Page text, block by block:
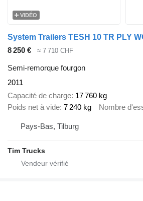
VIDÉO
8 250 € ≈ 7 710 CHF
Semi-remorque fourgon
2011
Capacité de charge 17 760 kg
Poids net à vide 7 240 kg Nombre
Pays-Bas, Tilburg
Tim Trucks